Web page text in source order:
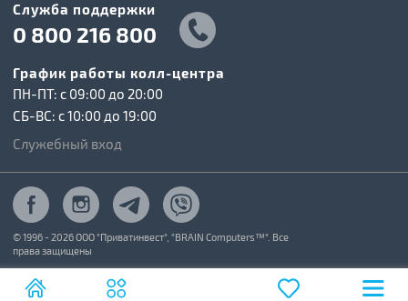
Служба поддержки
0 800 216 800
График работы колл-центра
ПН-ПТ: c 09:00 до 20:00
СБ-ВС: c 10:00 до 19:00
Служебный вход
© 1996 - 2026 ООО "Приватинвест", "BRAIN Computers™". Все
права защищены